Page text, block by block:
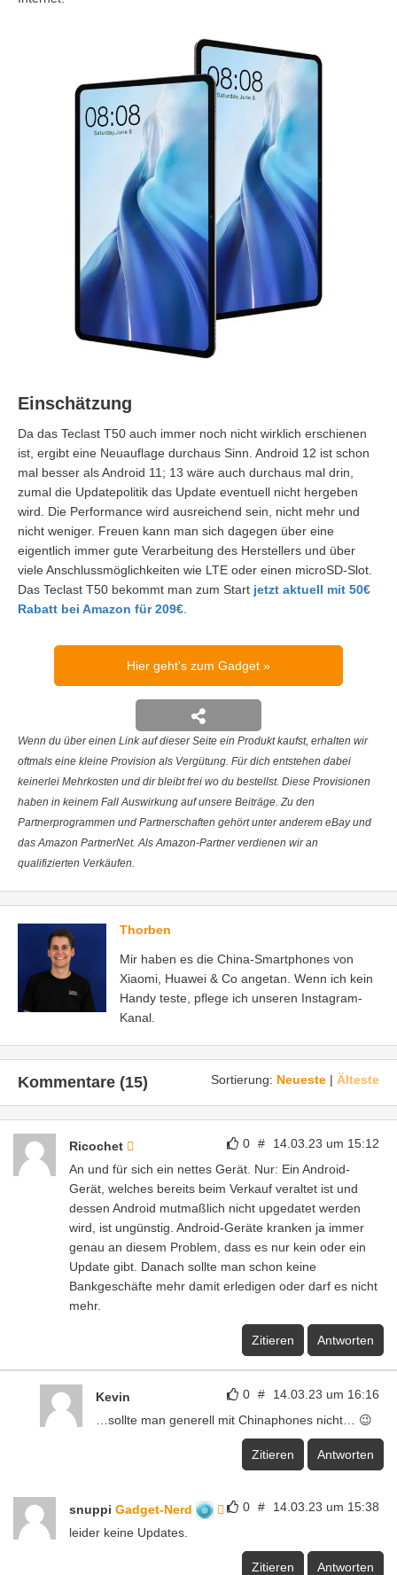
Einschätzung
Da das Teclast T50 auch immer noch nicht wirklich erschienen
ist, ergibt eine Neuauflage durchaus Sinn. Android 12 ist schon
mal besser als Android 11; 13 wäre auch durchaus mal drin,
zumal die Updatepolitik das Update eventuell nicht hergeben
wird. Die Performance wird ausreichend sein, nicht mehr und
nicht weniger. Freuen kann man sich dagegen über eine
eigentlich immer gute Verarbeitung des Herstellers und über
viele Anschlussmöglichkeiten wie LTE oder einen microSD-Slot.
Das Teclast T50 bekommt man zum Start jetzt aktuell mit 50€
Rabatt bei Amazon für 209€
Hier geht's zum Gadget
Wenn du über einen Link auf dieser Seite ein Produkt kaufst, erhalten wir
oftmals eine kleine Provision als Vergütung. Für dich entstehen dabei
keinerlei Mehrkosten und dir bleibt frei wo du bestellst. Diese Provisionen
haben in keinem Fall Auswirkung auf unsere Beiträge. Zu den
Partnerprogrammen und Partnerschaften gehört unter anderem eBay und
das Amazon PartnerNet. Als Amazon-Partner verdienen wir an
qualifizierten Verkäufen.
Thorben
Mir haben es die China-Smartphones von
Xiaomi, Huawei & Co angetan. Wenn ich kein
Handy teste, pflege ich unseren Instagram-
Kanal.
Sortierung: Neueste | Älteste
Kommentare (15)
0 # 14.03.23 um 15:12
Ricochet
An und für sich ein nettes Gerät. Nur: Ein Android-
Gerät, welches bereits beim Verkauf veraltet ist und
dessen Android mutmaßlich nicht upgedatet werden
wird, ist ungünstig. Android-Geräte kranken ja immer
genau an diesem Problem, dass es nur kein oder ein
Update gibt. Danach sollte man schon keine
Bankgeschäfte mehr damit erledigen oder darf es nicht
mehr.
Zitieren Antworten
0 # 14.03.23 um 16:16
Kevin
…sollte man generell mit Chinaphones nicht… 😉
Zitieren Antworten
0 # 14.03.23 um 15:38
snuppi Gadget-Nerd
leider keine Updates.
Zitieren Antworten